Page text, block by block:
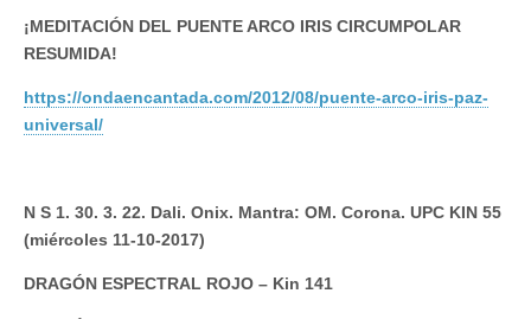
¡MEDITACIÓN DEL PUENTE ARCO IRIS CIRCUMPOLAR
RESUMIDA!
https://ondaencantada.com/2012/08/puente-arco-iris-paz-
universal/
N S 1. 30. 3. 22. Dali. Onix. Mantra: OM. Corona. UPC KIN 55
(miércoles 11-10-2017)
DRAGÓN ESPECTRAL ROJO – Kin 141